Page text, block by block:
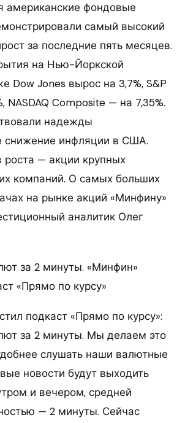
американские фондовые
самый высокий
за последние пять месяцев.
на Нью-Йоркской
Dow Jones вырос на 3,7%, S&P
NASDAQ Composite — на 7,35%.
надежды
снижение инфляции в США.
роста — акции крупных
компаний. О самых больших
на рынке акций «Минфину»
аналитик Олег
за 2 минуты. «Минфин»
«Прямо по курсу»
подкаст «Прямо по курсу»:
за 2 минуты. Мы делаем это
слушать наши валютные
новости будут выходить
и вечером, средней
— 2 минуты. Сейчас